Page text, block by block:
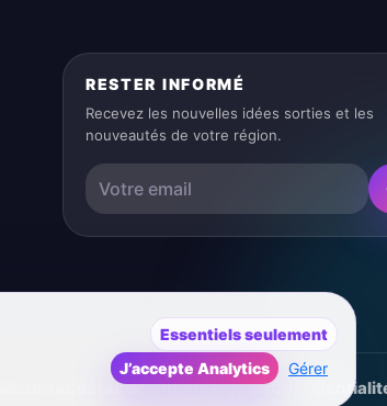
RESTER INFORMÉ
Recevez les nouvelles idées sorties et les
nouveautés de votre région.
ContactMentions légales
Essentiels seulement
J’accepte Analytics
Gérer